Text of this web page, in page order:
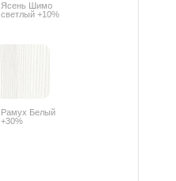
Ясень Шимо
светлый +10%
Рамух Белый
+30%